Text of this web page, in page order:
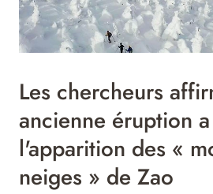
Les chercheurs
ancienne éruption
l'apparition des «
neiges » de Zao